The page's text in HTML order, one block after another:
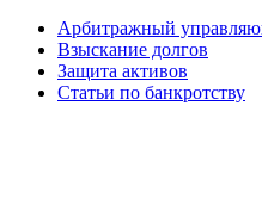
Арбитражный
Взыскание долгов
Защита активов
Статьи по банкротству